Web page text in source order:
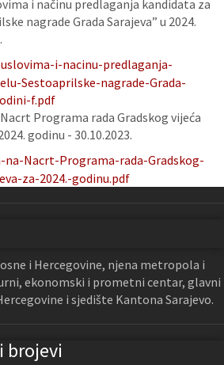
i načinu predlaganja kandidata za
nagrade Grada Sarajeva” u 2024.
i-nacinu-predlaganja-
Sestoaprilske-nagrade-Grada-
f.pdf
Programa rada Gradskog vijeća
godinu - 30.10.2023.
na-Nacrt-Programa-rada-Gradskog-
za-2024.-godinu.pdf
i Hercegovine, njena metropola i
ekonomski i prometni centar, glavni
i sjedište Kantona Sarajevo.
brojevi